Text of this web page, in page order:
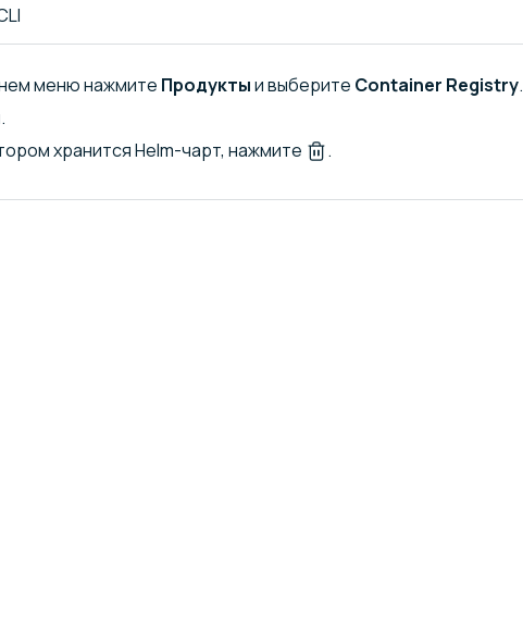
меню нажмите Продуктыи выберите Container Registry.
.
хранится Helm-чарт, нажмите
.